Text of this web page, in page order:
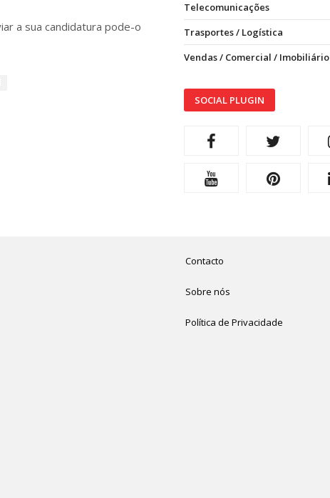
a sua candidatura pode-o
Telecomunicações
Trasportes / Logística
Vendas / Comercial / Imobiliário
SOCIAL PLUGIN
Contacto
Sobre nós
Política de Privacidade